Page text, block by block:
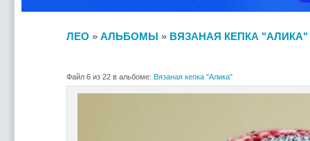
ЛЕО » АЛЬБОМЫ » ВЯЗАНАЯ КЕПКА "АЛИКА"
Файл 6 из 22 в альбоме: Вязаная кепка "Алика"